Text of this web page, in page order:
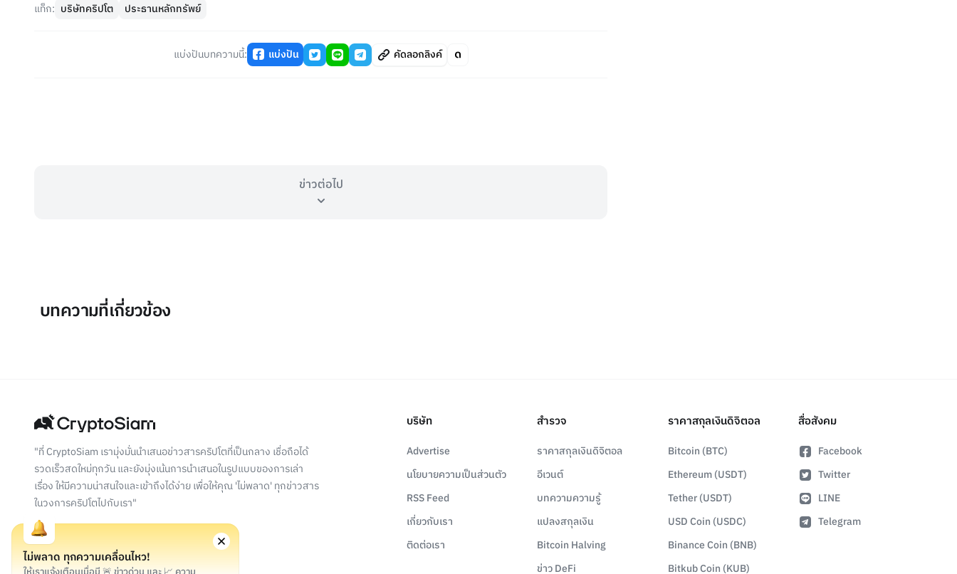
แท็ก: บริษัทคริปโต ประธานหลักทรัพย์
แบ่งปันบทความนี้: แบ่งปัน คัดลอกลิงค์
ข่าวต่อไป
บทความที่เกี่ยวข้อง
"ที่ CryptoSiam เรามุ่งมั่นนำเสนอข่าวสารคริปโตที่เป็นกลาง เชื่อถือได้
รวดเร็วสดใหม่ทุกวัน และยังมุ่งเน้นการนำเสนอในรูปแบบของการเล่า
เรื่อง ให้มีความน่าสนใจและเข้าถึงได้ง่าย เพื่อให้คุณ 'ไม่พลาด' ทุกข่าวสาร
ในวงการคริปโตไปกับเรา"
บริษัท
Advertise
นโยบายความเป็นส่วนตัว
RSS Feed
เกี่ยวกับเรา
ติดต่อเรา
สำรวจ
ราคาสกุลเงินดิจิตอล
อีเวนต์
บทความความรู้
แปลงสกุลเงิน
Bitcoin Halving
ข่าว DeFi
ราคาสกุลเงินดิจิตอล
Bitcoin (BTC)
Ethereum (USDT)
Tether (USDT)
USD Coin (USDC)
Binance Coin (BNB)
Bitkub Coin (KUB)
สื่อสังคม
Facebook
Twitter
LINE
Telegram
ไม่พลาด ทุกความเคลื่อนไหว!